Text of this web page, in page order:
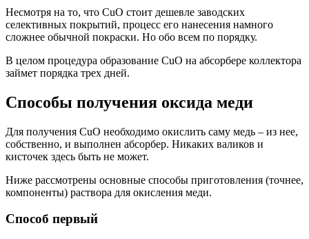
Несмотря на то, что CuO стоит дешевле заводских
селективных покрытий, процесс его нанесения намного
сложнее обычной покраски. Но обо всем по порядку.
В целом процедура образование CuO на абсорбере коллектора
займет порядка трех дней.
Способы получения оксида меди
Для получения CuO необходимо окислить саму медь – из нее,
собственно, и выполнен абсорбер. Никаких валиков и
кисточек здесь быть не может.
Ниже рассмотрены основные способы приготовления (точнее,
компоненты) раствора для окисления меди.
Способ первый